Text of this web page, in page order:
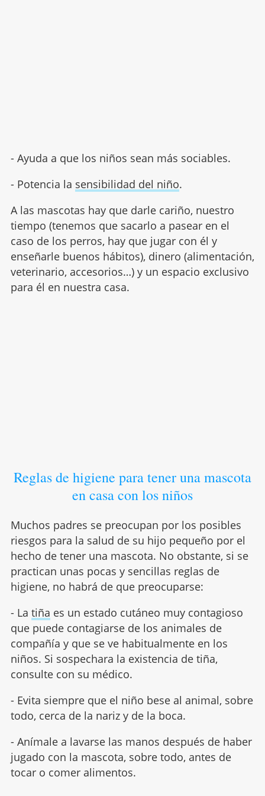
- Ayuda a que los niños sean más sociables.
- Potencia la sensibilidad del niño.
A las mascotas hay que darle cariño, nuestro
tiempo (tenemos que sacarlo a pasear en el
caso de los perros, hay que jugar con él y
enseñarle buenos hábitos), dinero (alimentación,
veterinario, accesorios…) y un espacio exclusivo
para él en nuestra casa.
Reglas de higiene para tener una mascota
en casa con los niños
Muchos padres se preocupan por los posibles
riesgos para la salud de su hijo pequeño por el
hecho de tener una mascota. No obstante, si se
practican unas pocas y sencillas reglas de
higiene, no habrá de que preocuparse:
- La tiña es un estado cutáneo muy contagioso
que puede contagiarse de los animales de
compañía y que se ve habitualmente en los
niños. Si sospechara la existencia de tiña,
consulte con su médico.
- Evita siempre que el niño bese al animal, sobre
todo, cerca de la nariz y de la boca.
- Anímale a lavarse las manos después de haber
jugado con la mascota, sobre todo, antes de
tocar o comer alimentos.